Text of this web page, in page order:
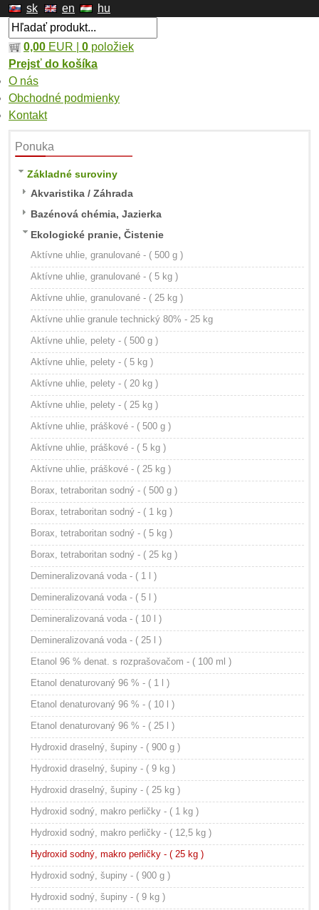
sk en hu
0,00 EUR | 0 položiek
Prejsť do košíka
O nás
Obchodné podmienky
Kontakt
Ponuka
Základné suroviny
Akvaristika / Záhrada
Bazénová chémia, Jazierka
Ekologické pranie, Čistenie
Aktívne uhlie, granulované - ( 500 g )
Aktívne uhlie, granulované - ( 5 kg )
Aktívne uhlie, granulované - ( 25 kg )
Aktívne uhlie granule technický 80% - 25 kg
Aktívne uhlie, pelety - ( 500 g )
Aktívne uhlie, pelety - ( 5 kg )
Aktívne uhlie, pelety - ( 20 kg )
Aktívne uhlie, pelety - ( 25 kg )
Aktívne uhlie, práškové - ( 500 g )
Aktívne uhlie, práškové - ( 5 kg )
Aktívne uhlie, práškové - ( 25 kg )
Borax, tetraboritan sodný - ( 500 g )
Borax, tetraboritan sodný - ( 1 kg )
Borax, tetraboritan sodný - ( 5 kg )
Borax, tetraboritan sodný - ( 25 kg )
Demineralizovaná voda - ( 1 l )
Demineralizovaná voda - ( 5 l )
Demineralizovaná voda - ( 10 l )
Demineralizovaná voda - ( 25 l )
Etanol 96 % denat. s rozprašovačom - ( 100 ml )
Etanol denaturovaný 96 % - ( 1 l )
Etanol denaturovaný 96 % - ( 10 l )
Etanol denaturovaný 96 % - ( 25 l )
Hydroxid draselný, šupiny - ( 900 g )
Hydroxid draselný, šupiny - ( 9 kg )
Hydroxid draselný, šupiny - ( 25 kg )
Hydroxid sodný, makro perličky - ( 1 kg )
Hydroxid sodný, makro perličky - ( 12,5 kg )
Hydroxid sodný, makro perličky - ( 25 kg )
Hydroxid sodný, šupiny - ( 900 g )
Hydroxid sodný, šupiny - ( 9 kg )